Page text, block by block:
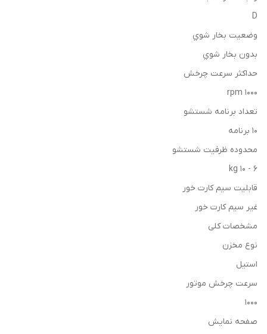
D
وضعيت بخار شوي
بدون بخار شوي
حداكثر سرعت چرخش
1000 rpm
تعداد برنامه شستشو
10 برنامه
محدوده ظرفيت شستشو
6 - 10 kg
قابليت سيم كارت خور
غير سيم كارت خور
مشخصات کلی
نوع مخزن
استیل
سرعت چرخش موتور
1000
صفحه نمایش